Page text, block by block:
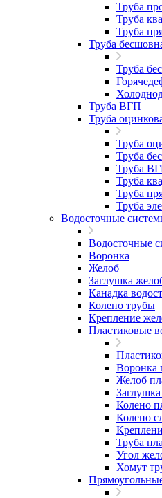
Труба
Труба
Труба
Труба
Труба
Труба ВГП
Труба
Труба
Труба
Труба
Труба
Труба
Труба
Водосточные
Водосточные
Воронка
Желоб
Заглушка
Канадка
Колено трубы
Крепление
Пластиковые
Воронка
Желоб
Колено
Колено
Труба
Угол
Хомут